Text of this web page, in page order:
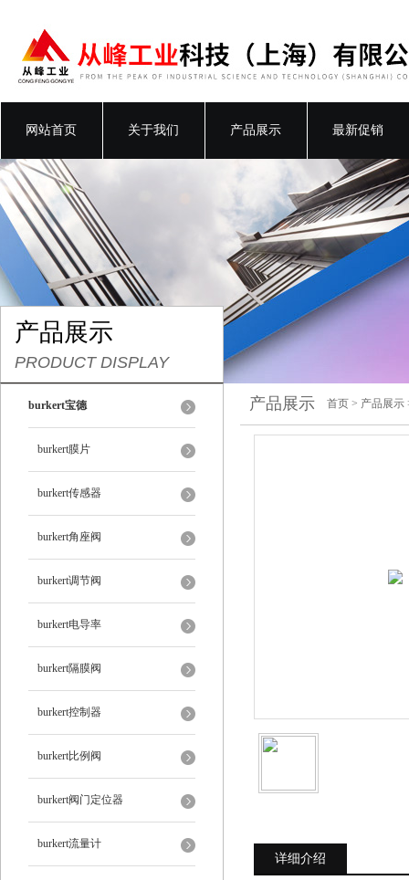
网站首页 关于我们 产品展示 最新促销
产品展示
PRODUCT DISPLAY
burkert宝德
burkert膜片
burkert传感器
burkert角座阀
burkert调节阀
burkert电导率
burkert隔膜阀
burkert控制器
burkert比例阀
burkert阀门定位器
burkert流量计
产品展示 首页 > 产品展示
详细介绍